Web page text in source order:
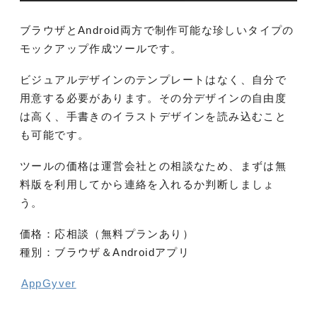
ブラウザとAndroid両方で制作可能な珍しいタイプの
モックアップ作成ツールです。
ビジュアルデザインのテンプレートはなく、自分で
用意する必要があります。その分デザインの自由度
は高く、手書きのイラストデザインを読み込むこと
も可能です。
ツールの価格は運営会社との相談なため、まずは無
料版を利用してから連絡を入れるか判断しましょ
う。
価格：応相談（無料プランあり）
種別：ブラウザ＆Androidアプリ
AppGyver